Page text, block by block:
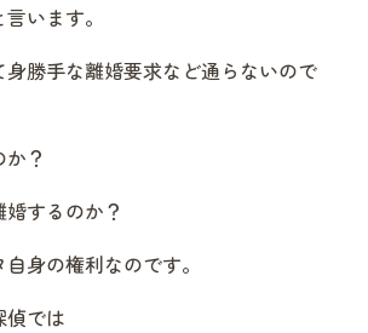
います。
勝手な離婚要求など通らないので
？
するのか？
身の権利なのです。
偵では